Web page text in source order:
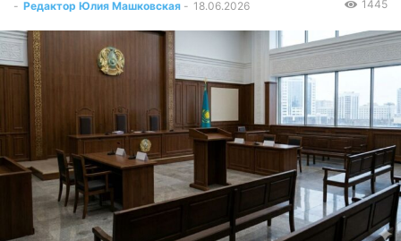
- Редактор Юлия Машковская - 18.06.2026 1445